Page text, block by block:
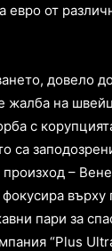
от
довело
жалба на
с
са
произход –
върху
пари за
“Plus